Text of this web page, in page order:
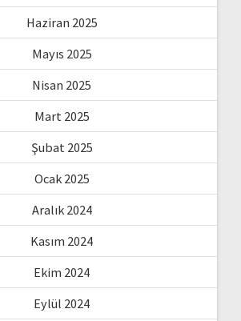
Haziran 2025
Mayıs 2025
Nisan 2025
Mart 2025
Şubat 2025
Ocak 2025
Aralık 2024
Kasım 2024
Ekim 2024
Eylül 2024